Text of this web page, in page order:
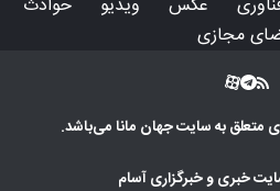
عکس ویدیو
حوادث
مجازی
متعلق به سایتجهان مانامی‌باشد.
خبری و خبرگزاری آسام